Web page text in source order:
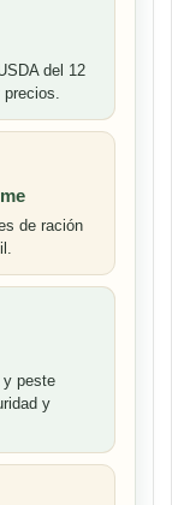
del 12
precios.
de ración
y peste
y